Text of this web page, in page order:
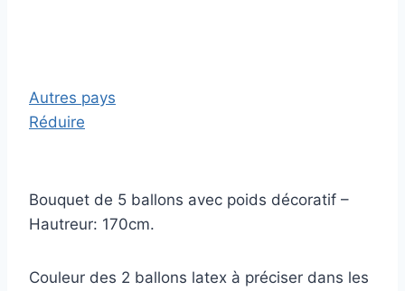
Autres pays
Réduire
Bouquet de 5 ballons avec poids décoratif –
Hautreur: 170cm.
Couleur des 2 ballons latex à préciser dans les